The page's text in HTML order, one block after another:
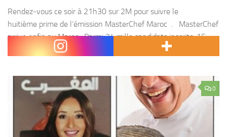
Rendez-vous ce soir à 21h30 sur 2M pour suivre le
huitième prime de l’émission MasterChef Maroc . MasterChef
arrive enfin au Maroc , Parmi 24 mille candidats inscrits, 15
participent et s’affrontent pour décrocher...
0